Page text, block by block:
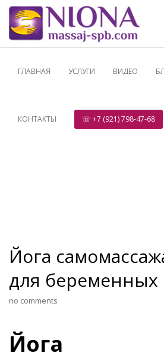
ГЛАВНАЯ УСЛУГИ ВИДЕО
КОНТАКТЫ ☏ +7 (921) 798-47-68
Йога
для беременных
no comments
Йога